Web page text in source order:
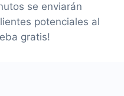
se enviarán
potenciales al
gratis!